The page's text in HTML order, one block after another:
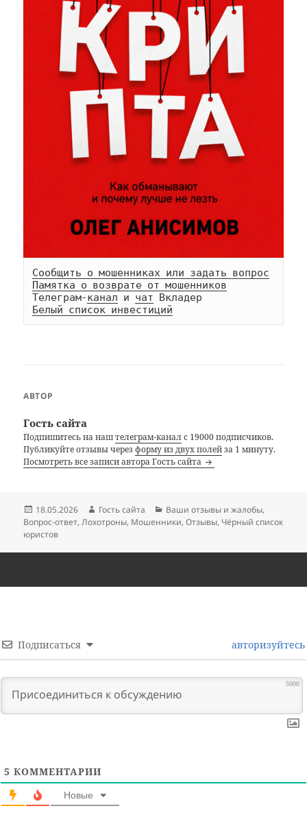
Сообщить о мошенниках или задать вопрос
Памятка о возврате от мошенников
Телеграм-канал и чат
Белый список инвестиций
АВТОР
Гость сайта
Подпишитесь на наштелеграм-каналс 19000 подписчиков.
Публикуйте отзывы черезформу из двух полейза 1 минуту.
Посмотреть все записи автора Гость сайта
Опубликовано
18.05.2026 Автор
Гость сайта Рубрики
Ваши отзывы и жалобы,
Вопрос-ответ,Лохотроны, Мошенники,Отзывы, Чёрный список
юристов
Подписаться авторизуйтесь
5000
5 КОММЕНТАРИИ
Новые